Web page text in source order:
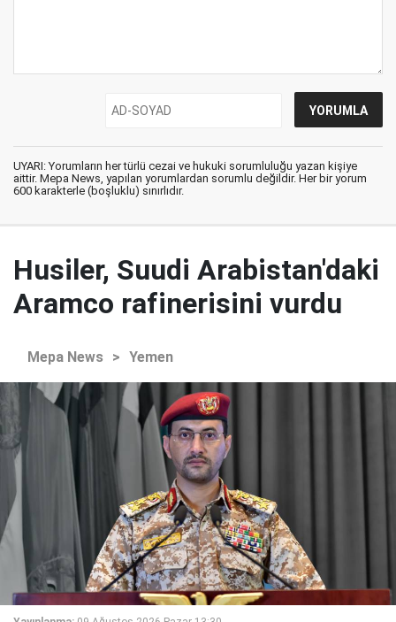
UYARI: Yorumların her türlü cezai ve hukuki sorumluluğu yazan kişiye
aittir. Mepa News, yapılan yorumlardan sorumlu değildir. Her bir yorum
600 karakterle (boşluklu) sınırlıdır.
Husiler, Suudi Arabistan'daki
Aramco rafinerisini vurdu
Mepa News > Yemen